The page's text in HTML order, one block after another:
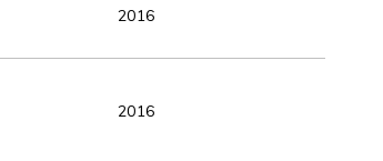
2016
2016